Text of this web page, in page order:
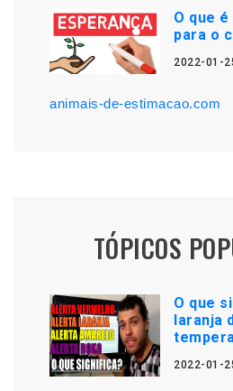
O que
para o
2022-01-
animais-de-estimacao.com
TÓPICOS
O que
laranja
2022-01-